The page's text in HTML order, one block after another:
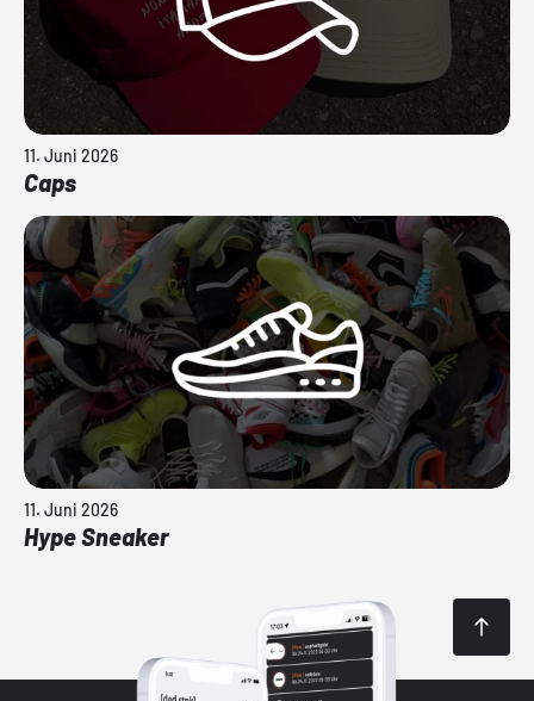
11. Juni 2026
Caps
11. Juni 2026
Hype Sneaker